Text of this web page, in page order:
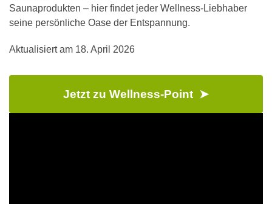
Saunaprodukten – hier findet jeder Wellness-Liebhaber
seine persönliche Oase der Entspannung.
Aktualisiert am 18. April 2026
Jetzt zu Wellness-Point ➤